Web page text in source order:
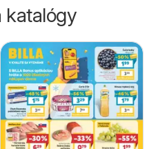
katalógy